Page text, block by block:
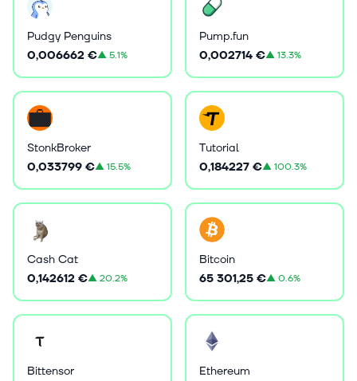
Pudgy Penguins
0,006662 €▲5.1%
Pump.fun
0,002714 €▲13.3%
StonkBroker
0,033799 €▲15.5%
Tutorial
0,184227 €▲100.3%
Cash Cat
0,142612 €▲20.2%
Bitcoin
65 301,25 €▲0.6%
Bittensor
Ethereum